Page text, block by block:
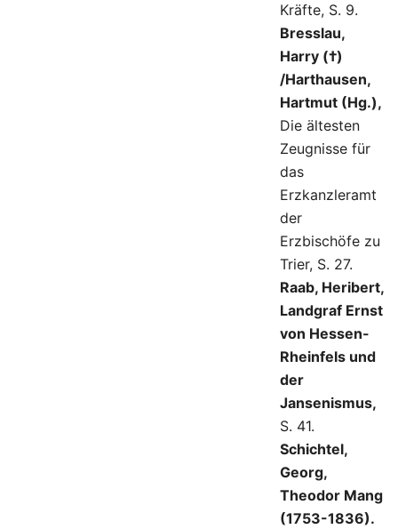
Kräfte, S. 9.
Bresslau,
Harry (†)
/Harthausen,
Hartmut (Hg.),
Die ältesten
Zeugnisse für
das
Erzkanzleramt
der
Erzbischöfe zu
Trier, S. 27.
Raab, Heribert,
Landgraf Ernst
von Hessen-
Rheinfels und
der
Jansenismus,
S. 41.
Schichtel,
Georg,
Theodor Mang
(1753-1836).